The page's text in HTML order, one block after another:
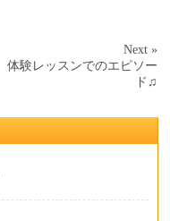
Next »
体験レッスンでのエピソー
ド♫